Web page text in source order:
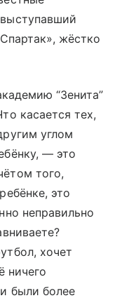
жёстко
“Зенита”
касается тех,
углом
— это
того,
это
неправильно
хочет
ничего
были более